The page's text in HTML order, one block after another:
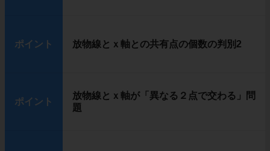
ポイント 放物線とｘ軸との共有点の個数の判別2
ポイント
放物線とｘ軸が「異なる２点で交わる」問
題